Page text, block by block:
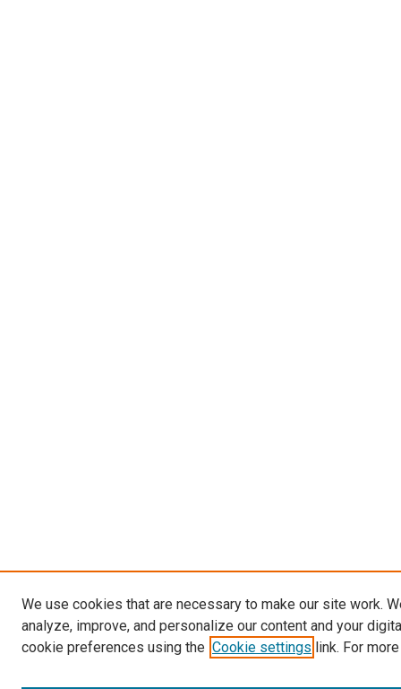
We use cookies that are necessary to make our site work.
analyze, improve, and personalize our content and your
cookie preferences using the Cookie settings link. For